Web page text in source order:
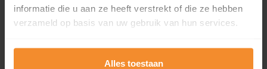
informatie die u aan ze heeft verstrekt of die ze hebben
verzameld op basis van uw gebruik van hun services.
Alles toestaan